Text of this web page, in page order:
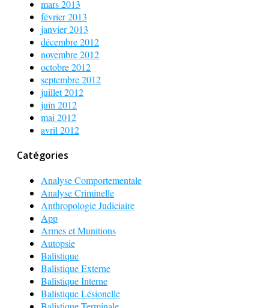
mars 2013
février 2013
janvier 2013
décembre 2012
novembre 2012
octobre 2012
septembre 2012
juillet 2012
juin 2012
mai 2012
avril 2012
Catégories
Analyse Comportementale
Analyse Criminelle
Anthropologie Judiciaire
App
Armes et Munitions
Autopsie
Balistique
Balistique Externe
Balistique Interne
Balistique Lésionelle